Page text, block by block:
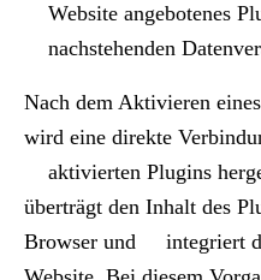
Website angebotenes
nachstehenden
Nach dem Aktivieren
wird eine direkte
aktivierten Plugins
überträgt den Inhalt des
Browser und integriert